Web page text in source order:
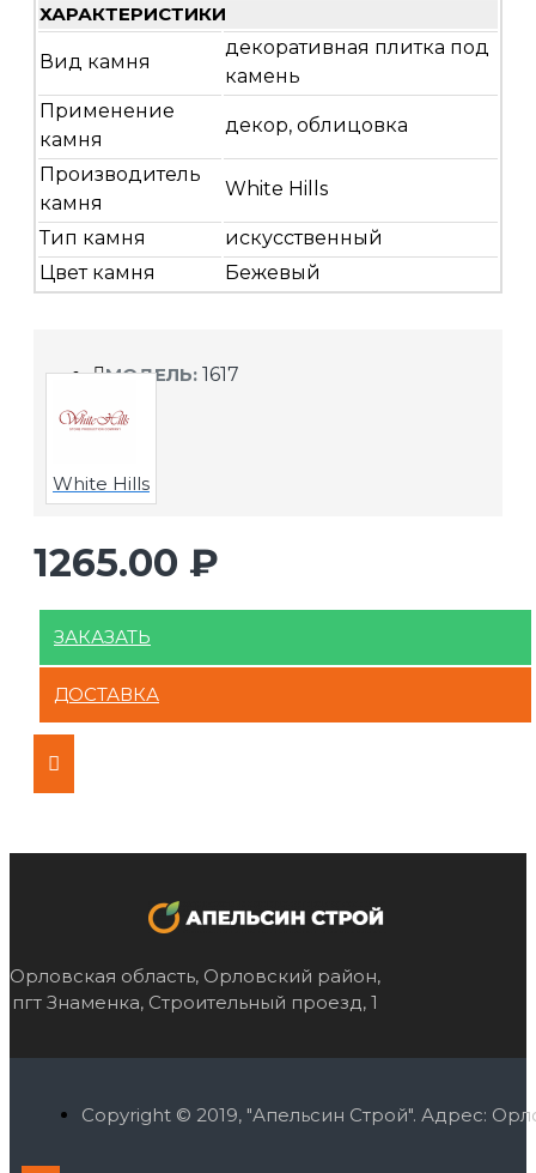
ХАРАКТЕРИСТИКИ
Вид камня
декоративная плитка под
камень
Применение
камня
декор, облицовка
Производитель
камня
White Hills
Тип камня
искусственный
Цвет камня
Бежевый
МОДЕЛЬ: 1617
White Hills
1265.00 ₽
ЗАКАЗАТЬ
ДОСТАВКА
Орловская область, Орловский район,
пгт Знаменка, Строительный проезд, 1
Copyright © 2019, "Апельсин Строй". Адрес: